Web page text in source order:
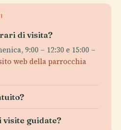
di visita?
9:00 – 12:30 e 15:00 –
web della parrocchia
visite guidate?